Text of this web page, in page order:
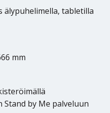
älypuhelimella, tabletilla
mm
by Me palveluun